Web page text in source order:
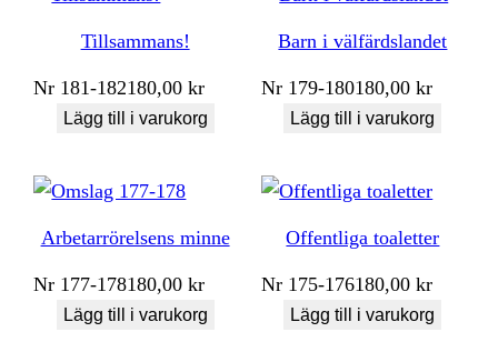
Tillsammans!
Nr 181-182180,00kr
Lägg till i varukorg
Barn i välfärdslandet
Nr 179-180180,00kr
Lägg till i varukorg
Arbetarrörelsens minne
Nr 177-178180,00kr
Lägg till i varukorg
Offentliga toaletter
Nr 175-176180,00kr
Lägg till i varukorg